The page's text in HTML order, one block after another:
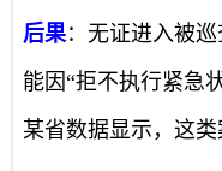
后果：无证进入被巡
能因“拒不执行紧急
某省数据显示，这